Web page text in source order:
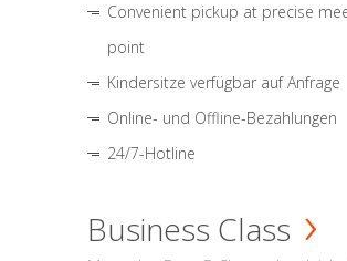
Convenient pickup at precise
point
Kindersitze verfügbar auf Anfrage
Online- und Offline-Bezahlungen
24/7-Hotline
Business Class